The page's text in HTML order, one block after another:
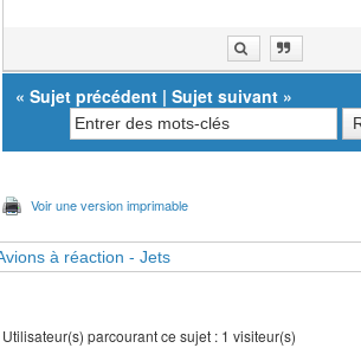
«Sujet précédent |Sujet suivant »
Voir une version imprimable
Utilisateur(s) parcourant ce sujet : 1 visiteur(s)